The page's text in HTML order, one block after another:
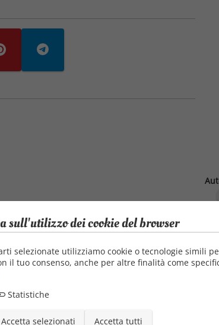
(Appuntamento da rifare Vol. 7)
piano › Visualizza o modifica la cronologia di
tornare alle pagine che ti interessano.
sull'utilizzo dei cookie del browser
selezionate utilizziamo cookie o tecnologie simili
il tuo consenso, anche per altre finalità come
Statistiche
Accetta selezionati Accetta tutti